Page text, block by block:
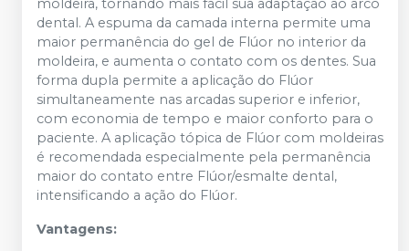
moldeira, tornando mais fácil sua adaptação ao arco
dental. A espuma da camada interna permite uma
maior permanência do gel de Flúor no interior da
moldeira, e aumenta o contato com os dentes. Sua
forma dupla permite a aplicação do Flúor
simultaneamente nas arcadas superior e inferior,
com economia de tempo e maior conforto para o
paciente. A aplicação tópica de Flúor com moldeiras
é recomendada especialmente pela permanência
maior do contato entre Flúor/esmalte dental,
intensificando a ação do Flúor.
Vantagens: